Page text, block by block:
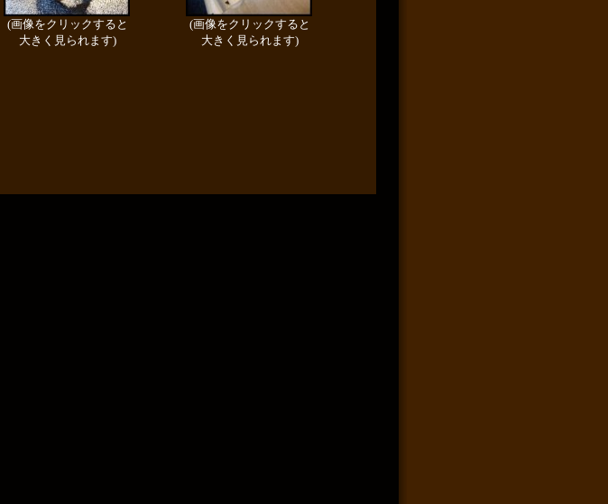
(画像をクリックすると
大きく見られます)
(画像をクリックすると
大きく見られます)